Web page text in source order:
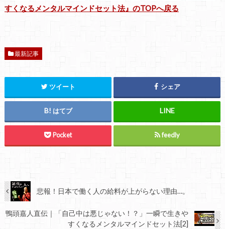
すくなるメンタルマインドセット法』のTOPへ戻る
最新記事
ツイート シェア
はてブ
Pocket feedly
悲報！日本で働く人の給料が上がらない理由…。
鴨頭嘉人直伝｜「自己中は悪じゃない！？」一瞬で生きや
すくなるメンタルマインドセット法[2]